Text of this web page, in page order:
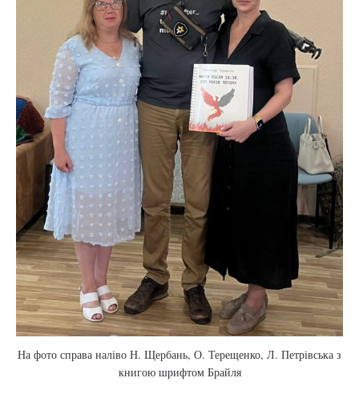
На фото справа наліво Н. Щербань, О. Терещенко, Л. Петрівська з
книгою шрифтом Брайля